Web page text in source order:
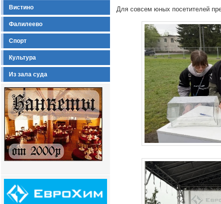
Вистино
Фалилеево
Спорт
Культура
Из зала суда
Для совсем юных посетителей